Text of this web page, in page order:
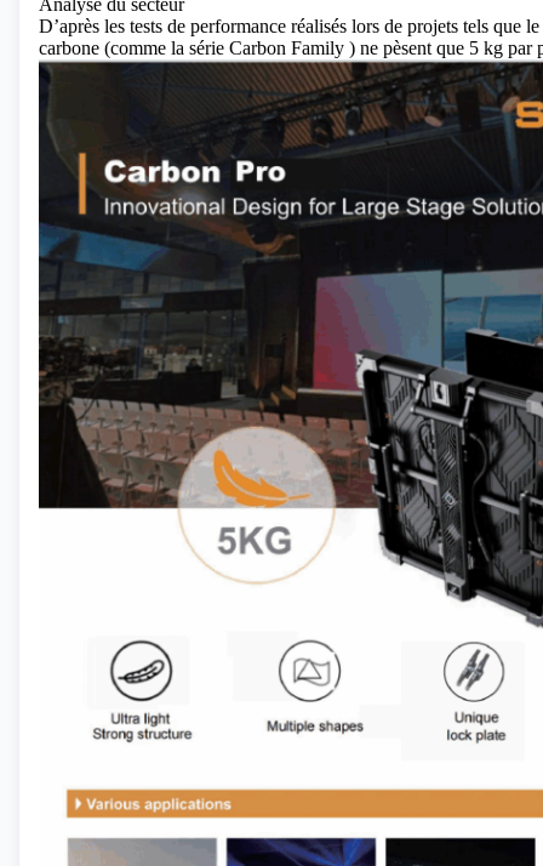
D’après les tests de performance réalisés lors de projets tels
carbone (comme la série Carbon Family ) ne pèsent que 5 kg par